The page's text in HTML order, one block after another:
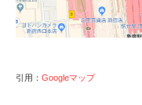
引用： Googleマップ